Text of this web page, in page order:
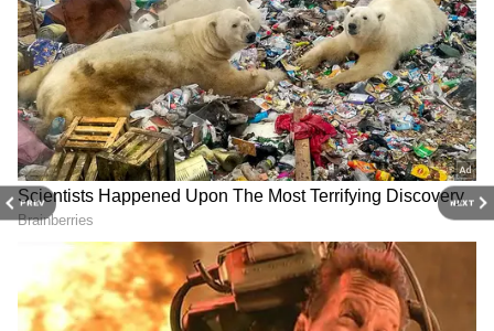
PREV NEXT
పార్టులు దేశంలో ఎక్కడైనా సులభంగా దొరుకుతాయి.